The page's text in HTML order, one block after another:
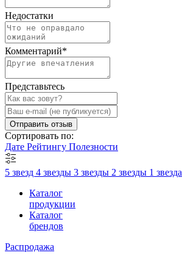
Недостатки
Комментарий*
Представьтесь
Отправить отзыв
Сортировать по:
Дате Рейтингу Полезности
5 звезд 4 звезды 3 звезды 2 звезды 1 звезда
Каталог
продукции
Каталог
брендов
Распродажа